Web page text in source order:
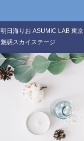
明日海りお ASUMIC LAB 東京
魅惑スカイステージ